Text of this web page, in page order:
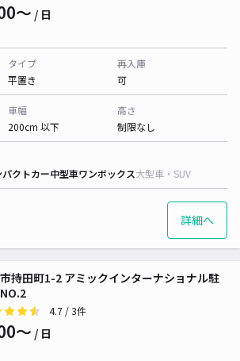
〜 / 日
タイプ
平置き
再入庫
可
車幅
200cm 以下
高さ
制限なし
パクトカー中型車ワンボックス大型車・SUV
詳細へ
持田町1-2 アミックインターナショナル駐
4.7 / 3件
〜 / 日